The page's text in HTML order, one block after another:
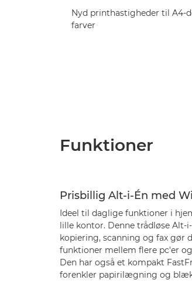
Nyd printhastigheder til A4-
farver
Funktioner
Prisbillig Alt-i-Én med
Ideel til daglige funktioner i
lille kontor. Denne trådløse Alt-
kopiering, scanning og fax gør
funktioner mellem flere pc'er
Den har også et kompakt
forenkler papirilægning og